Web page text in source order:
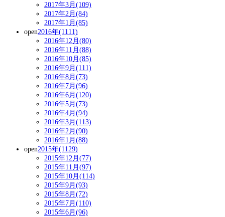
2017年3月(109)
2017年2月(84)
2017年1月(85)
open2016年(1111)
2016年12月(80)
2016年11月(88)
2016年10月(85)
2016年9月(111)
2016年8月(73)
2016年7月(96)
2016年6月(120)
2016年5月(73)
2016年4月(94)
2016年3月(113)
2016年2月(90)
2016年1月(88)
open2015年(1129)
2015年12月(77)
2015年11月(97)
2015年10月(114)
2015年9月(93)
2015年8月(72)
2015年7月(110)
2015年6月(96)